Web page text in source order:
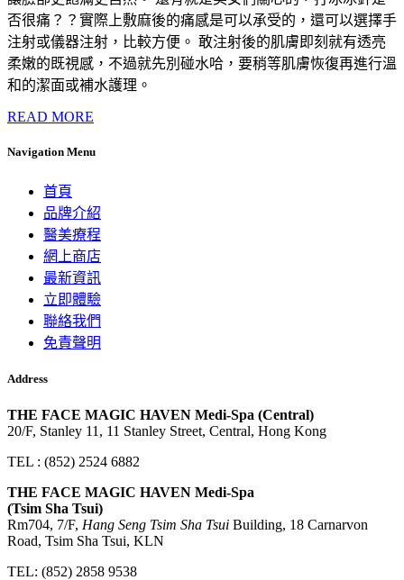
否很痛？？實際上敷麻後的痛感是可以承受的，還可以選擇手
注射或儀器注射，比較方便。 敢注射後的肌膚即刻就有透亮
柔嫩的既視感，不過就先別碰水哈，要稍等肌膚恢復再進行溫
和的潔面或補水護理。
READ MORE
Navigation Menu
首頁
品牌介紹
醫美療程
網上商店
最新資訊
立即體驗
聯絡我們
免責聲明
Address
THE FACE MAGIC HAVEN Medi-Spa (Central)
20/F, Stanley 11, 11 Stanley Street, Central, Hong Kong
TEL : (852) 2524 6882
THE FACE MAGIC HAVEN Medi-Spa
(Tsim Sha Tsui)
Rm704, 7/F, Hang Seng Tsim Sha Tsui Building, 18 Carnarvon
Road, Tsim Sha Tsui, KLN
TEL: (852) 2858 9538